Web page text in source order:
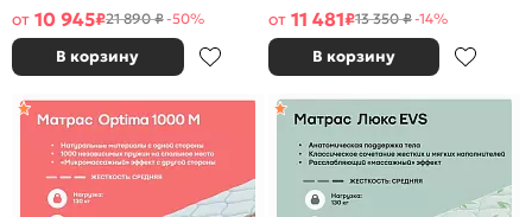
от 10 945₽21 890 ₽-50%
В корзину
от 11 481₽13 350 ₽-14%
В корзину